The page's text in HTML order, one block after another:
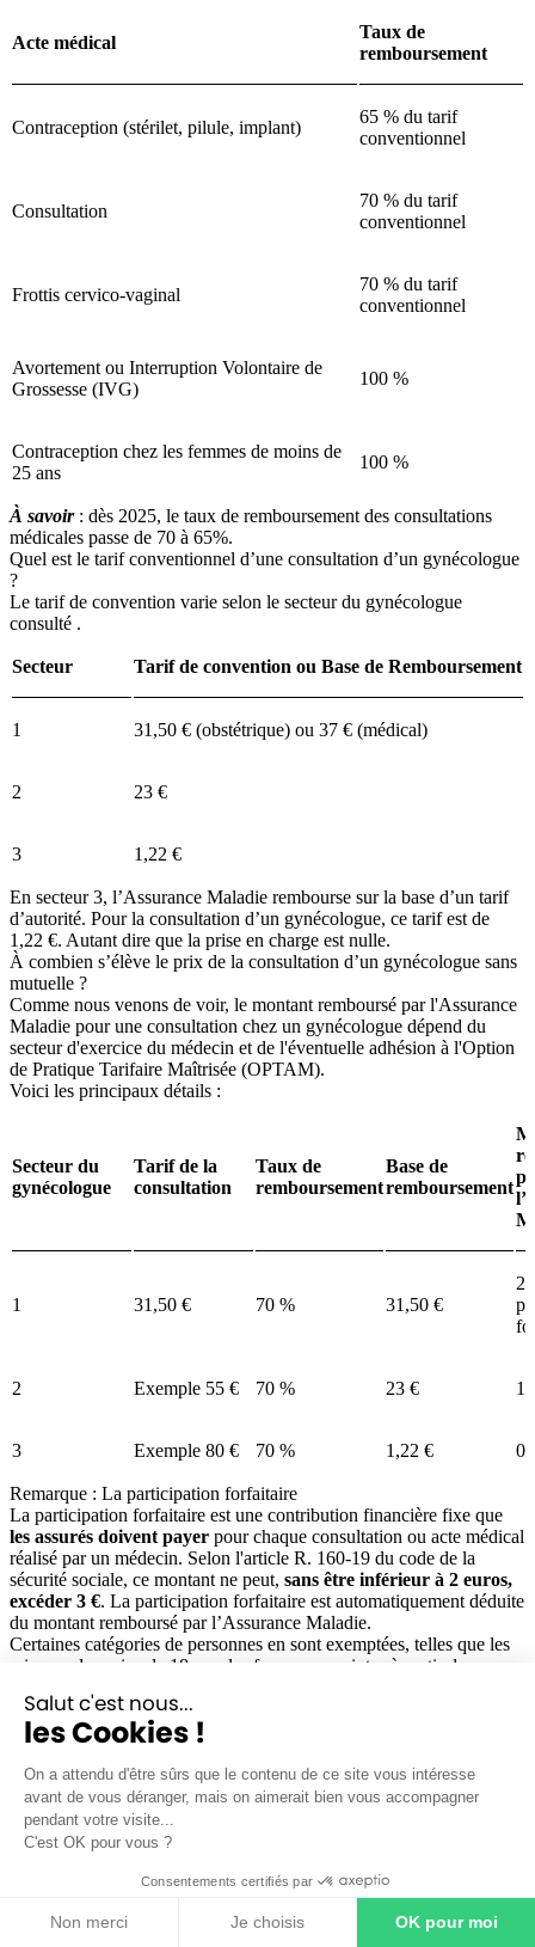
Acte médical
Taux de
remboursement
Contraception (stérilet, pilule, implant)
65 % du tarif
conventionnel
Consultation
70 % du tarif
conventionnel
Frottis cervico-vaginal
70 % du tarif
conventionnel
Avortement ou Interruption Volontaire de
Grossesse (IVG)
100 %
Contraception chez les femmes de moins de
25 ans
100 %
À savoir: dès 2025, le taux de remboursement des consultations
médicales passe de 70 à 65%.
Quel est le tarif conventionnel d’une consultation d’un gynécologue
?
Le tarif de convention varie selon le secteur du gynécologue
consulté .
Secteur Tarif de convention ou Base de Remboursement
1 31,50 € (obstétrique) ou 37 € (médical)
2 23 €
3 1,22 €
En secteur 3, l’Assurance Maladie rembourse sur la base d’un tarif
d’autorité. Pour la consultation d’un gynécologue, ce tarif est de
1,22 €. Autant dire que la prise en charge est nulle.
À combien s’élève le prix de la consultation d’un gynécologue sans
mutuelle ?
Comme nous venons de voir, le montant remboursé par l'Assurance
Maladie pour une consultation chez un gynécologue dépend du
secteur d'exercice du médecin et de l'éventuelle adhésion à l'Option
de Pratique Tarifaire Maîtrisée (OPTAM).
Voici les principaux détails :
Secteur du
gynécologue
Tarif de la
consultation
Taux de
remboursement
Base de
remboursement
1 31,50 € 70 % 31,50 €
2 Exemple 55 € 70 % 23 €
3 Exemple 80 € 70 % 1,22 €
Remarque : La participation forfaitaire
La participation forfaitaire est une contribution financière fixe que
les assurés doivent payer pour chaque consultation ou acte médical
réalisé par un médecin. Selon l'article R. 160-19 du code de la
sécurité sociale, ce montant ne peut, sans être inférieur à 2 euros,
excéder 3 €. La participation forfaitaire est automatiquement déduite
du montant remboursé par l’Assurance Maladie.
Certaines catégories de personnes en sont exemptées, telles que les
mineurs de moins de 18 ans, les femmes enceintes à partir du
(Complémentaire Santé Solidaire).
Consultation d’un gynécologue : en accès direct ou avec parcours de
Consulter un gynécologuen’impose pas forcément le respect du
parcours de soinscoordonnés . En ce sens, la patiente peut prendre
rendez-vous, sans consultation préalable ni ordonnance de son
médecin traitant. Cetaccès direct
actes de dépistage ;
suivi de grossesse ;
Salut c'est nous...
les Cookies !
On a attendu d'être sûrs que le contenu de ce site vous intéresse
avant de vous déranger, mais on aimerait bien vous accompagner
pendant votre visite...
C'est OK pour vous ?
Consentements certifiés par
Non merci Je choisis OK pour moi